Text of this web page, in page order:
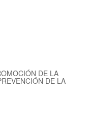
DE LA
DE LA